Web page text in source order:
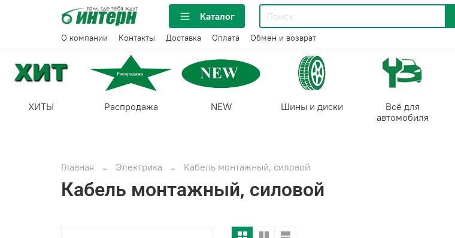
Каталог
О компании Контакты Доставка Оплата Обмен и возврат
ХИТЫ Распродажа NEW Шины и диски
Всё для
автомобиля
Главная
Электрика Кабель монтажный, силовой
Кабель монтажный, силовой